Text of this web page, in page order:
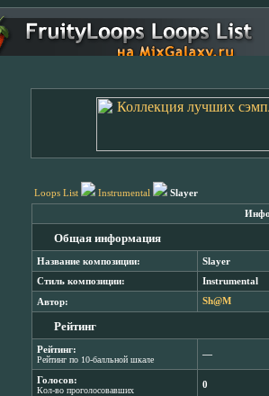
Loops List Instrumental Slayer
Общая информация
Название композиции: Slayer
Стиль композиции: Instrumental
Автор: Sh@M
Рейтинг
Рейтинг:
Рейтинг по 10-балльной шкале
―
Голосов:
Кол-во проголосовавших
0